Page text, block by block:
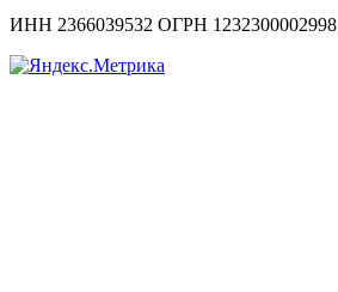
ИНН 2366039532 ОГРН 1232300002998